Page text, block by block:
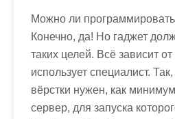
Можно ли
Конечно, да! Но гаджет
таких целей. Всё зависит
использует специалист.
вёрстки нужен, как
сервер, для запуска